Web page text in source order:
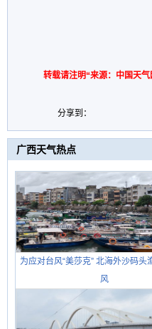
转载请注明“来源：中国天气
分享到：
广西天气热点
为应对台风“美莎克” 北海外沙码头
风